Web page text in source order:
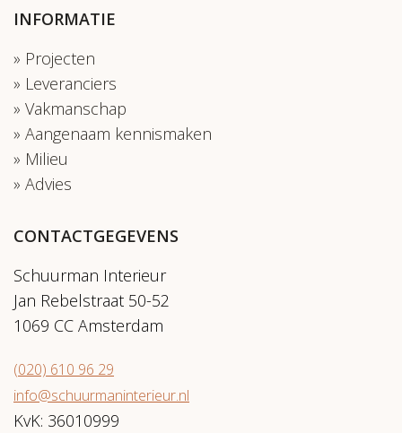
INFORMATIE
Projecten
Leveranciers
Vakmanschap
Aangenaam kennismaken
Milieu
Advies
CONTACTGEGEVENS
Schuurman Interieur
Jan Rebelstraat 50-52
1069 CC Amsterdam
(020) 610 96 29
info@schuurmaninterieur.nl
KvK: 36010999